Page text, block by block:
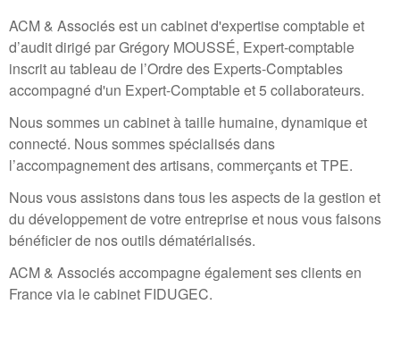
ACM & Associés est un cabinet d'expertise comptable et
d’audit dirigé par Grégory MOUSSÉ, Expert-comptable
inscrit au tableau de l’Ordre des Experts-Comptables
accompagné d'un Expert-Comptable et 5 collaborateurs.
Nous sommes un cabinet à taille humaine, dynamique et
connecté. Nous sommes spécialisés dans
l’accompagnement des artisans, commerçants et TPE.
Nous vous assistons dans tous les aspects de la gestion et
du développement de votre entreprise et nous vous faisons
bénéficier de nos outils dématérialisés.
ACM & Associés accompagne également ses clients en
France via le cabinet FIDUGEC.